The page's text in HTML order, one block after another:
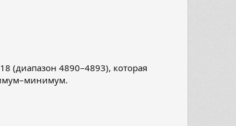
(диапазон 4890–4893), которая